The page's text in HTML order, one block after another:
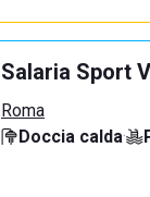
Salaria Sport
Roma
Doccia calda·